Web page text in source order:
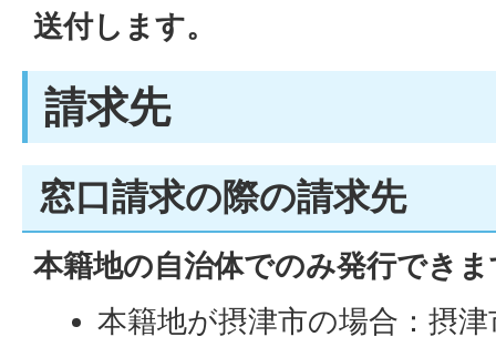
送付します。
請求先
窓口請求の際の請求先
本籍地の自治体でのみ発行でき
本籍地が摂津市の場合：摂